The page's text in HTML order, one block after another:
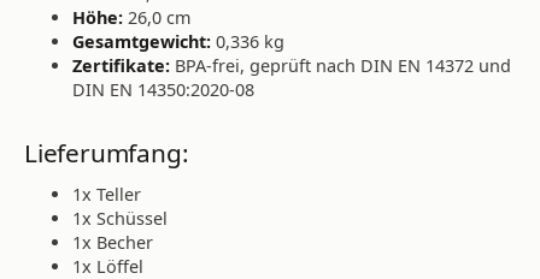
Höhe: 26,0 cm
Gesamtgewicht: 0,336 kg
Zertifikate: BPA-frei, geprüft nach DIN EN 14372 und
DIN EN 14350:2020-08
Lieferumfang:
1x Teller
1x Schüssel
1x Becher
1x Löffel